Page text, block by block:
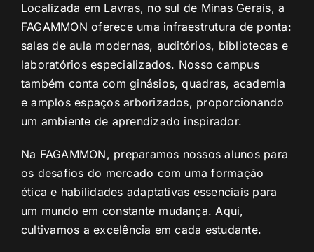
Localizada em Lavras, no sul de Minas Gerais, a
FAGAMMON oferece uma infraestrutura de ponta:
salas de aula modernas, auditórios, bibliotecas e
laboratórios especializados. Nosso campus
também conta com ginásios, quadras, academia
e amplos espaços arborizados, proporcionando
um ambiente de aprendizado inspirador.
Na FAGAMMON, preparamos nossos alunos para
os desafios do mercado com uma formação
ética e habilidades adaptativas essenciais para
um mundo em constante mudança. Aqui,
cultivamos a excelência em cada estudante.